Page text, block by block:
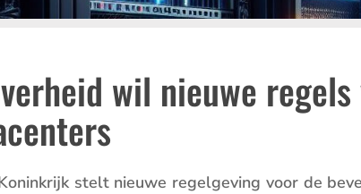
wil nieuwe
stelt nieuwe regel­ge­ving voor de